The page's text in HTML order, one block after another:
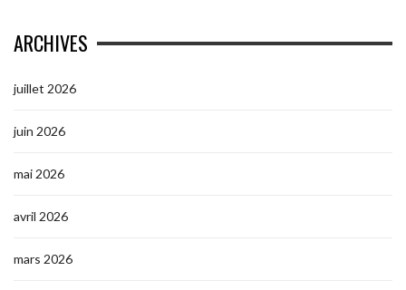
ARCHIVES
juillet 2026
juin 2026
mai 2026
avril 2026
mars 2026